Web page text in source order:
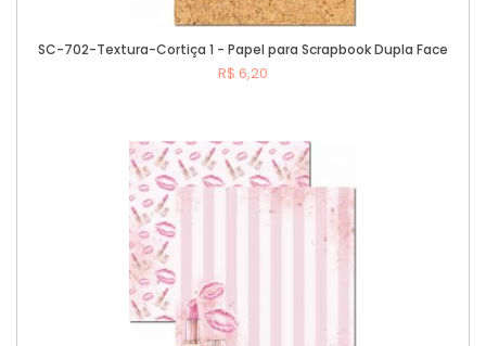
SC-702-Textura-Cortiça 1 - Papel para Scrapbook Dupla Face
R$ 6,20